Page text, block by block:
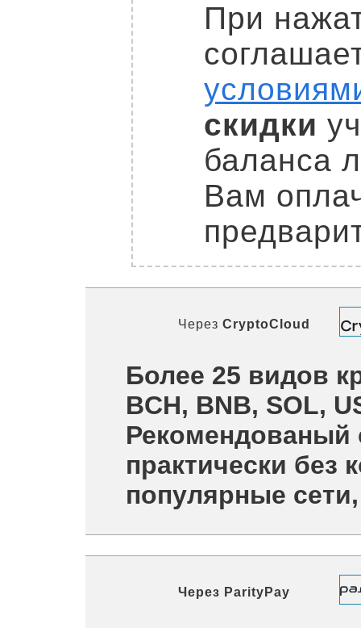
При
скидки
баланса
Вам
Через CryptoCloud
Более 25 видов
BCH, BNB, SOL,
Рекомендованый
практически без
популярные
Через ParityPay